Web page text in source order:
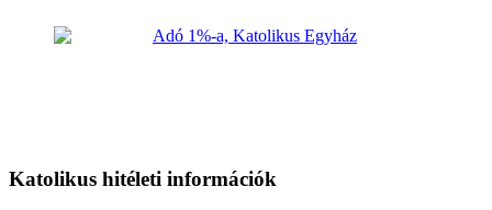
Katolikus hitéleti információk